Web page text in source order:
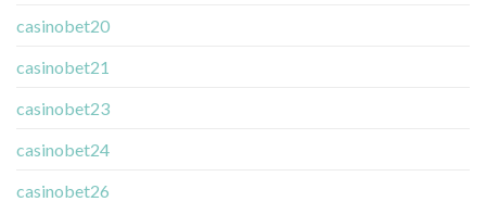
casinobet20
casinobet21
casinobet23
casinobet24
casinobet26